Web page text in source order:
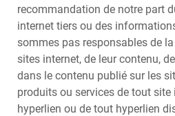
recommandation de notre part
internet tiers ou des
sommes pas responsables de
sites internet, de leur contenu,
dans le contenu publié sur les
produits ou services de tout
hyperlien ou de tout hyperlien